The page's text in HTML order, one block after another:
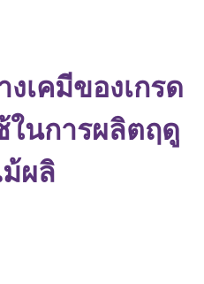
เคมีของเกรด
ในการผลิตฤดู
ผลิ